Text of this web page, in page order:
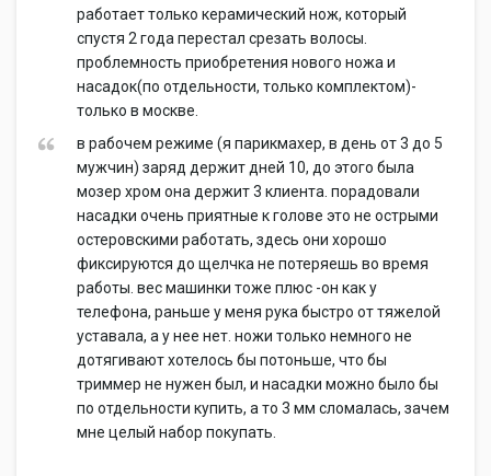
работает только керамический нож, который
спустя 2 года перестал срезать волосы.
проблемность приобретения нового ножа и
насадок(по отдельности, только комплектом)-
только в москве.
в рабочем режиме (я парикмахер, в день от 3 до 5
мужчин) заряд держит дней 10, до этого была
мозер хром она держит 3 клиента. порадовали
насадки очень приятные к голове это не острыми
остеровскими работать, здесь они хорошо
фиксируются до щелчка не потеряешь во время
работы. вес машинки тоже плюс -он как у
телефона, раньше у меня рука быстро от тяжелой
уставала, а у нее нет. ножи только немного не
дотягивают хотелось бы потоньше, что бы
триммер не нужен был, и насадки можно было бы
по отдельности купить, а то 3 мм сломалась, зачем
мне целый набор покупать.